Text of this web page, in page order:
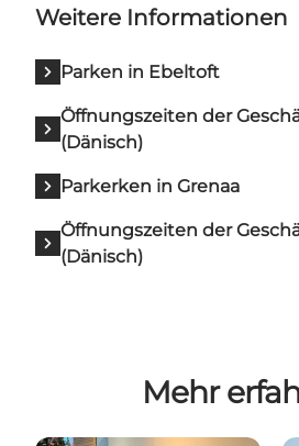
Weitere Informationen
Parken in Ebeltoft
Öffnungszeiten der
(Dänisch)
Parkerken in Grenaa
Öffnungszeiten der
(Dänisch)
Mehr